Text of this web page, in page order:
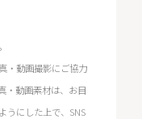
・動画撮影にご協力
・動画素材は、お目
うにした上で、SNS